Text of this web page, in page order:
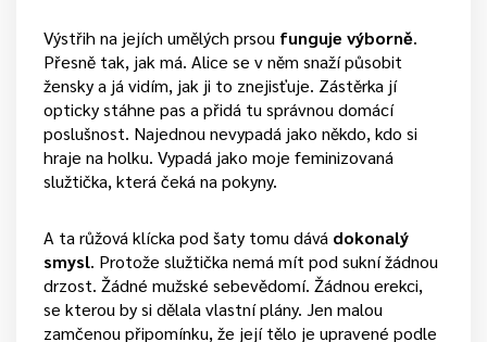
Výstřih na jejích umělých prsou funguje výborně.
Přesně tak, jak má. Alice se v něm snaží působit
žensky a já vidím, jak ji to znejisťuje. Zástěrka jí
opticky stáhne pas a přidá tu správnou domácí
poslušnost. Najednou nevypadá jako někdo, kdo si
hraje na holku. Vypadá jako moje feminizovaná
služtička, která čeká na pokyny.
A ta růžová klícka pod šaty tomu dává dokonalý
smysl. Protože služtička nemá mít pod sukní žádnou
drzost. Žádné mužské sebevědomí. Žádnou erekci,
se kterou by si dělala vlastní plány. Jen malou
zamčenou připomínku, že její tělo je upravené podle